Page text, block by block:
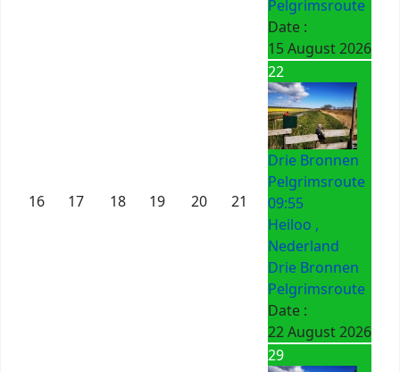
Pelgrimsroute
Date :
15 August 2026
16 17 18 19 20 21
22
Drie Bronnen
Pelgrimsroute
09:55
Heiloo ,
Nederland
Drie Bronnen
Pelgrimsroute
Date :
22 August 2026
29